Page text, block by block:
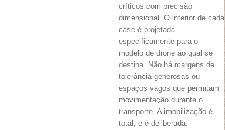
críticos com precisão
dimensional. O interior de cada
case é projetada
especificamente para o
modelo de drone ao qual se
destina. Não há margens de
tolerância generosas ou
espaços vagos que permitam
movimentação durante o
transporte. A imobilização é
total, e é deliberada.